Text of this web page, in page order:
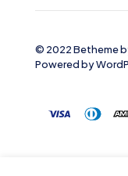
© 2022 Betheme
Powered by